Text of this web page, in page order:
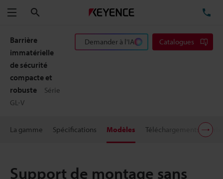
Menu
Barrière
immatérielle
de sécurité
compacte et
robuste
Série
GL-V
Demander à l'IA Catalogues
La gamme Spécifications Modèles Téléchargements Prix
Support de montage sans